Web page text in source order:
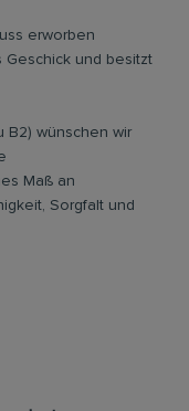
erworben
Geschick und besitzt
B2) wünschen wir
Maß an
Sorgfalt und